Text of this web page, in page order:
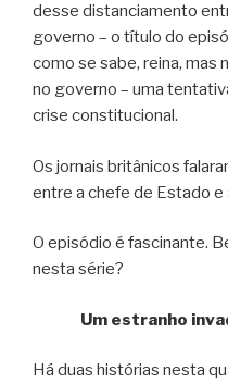
desse distanciamento
governo – o título do
como se sabe, reina, mas
no governo – uma
crise constitucional.
Os jornais britânicos
entre a chefe de Estado
O episódio é fascinante.
nesta série?
Um estranho
Há duas histórias nesta